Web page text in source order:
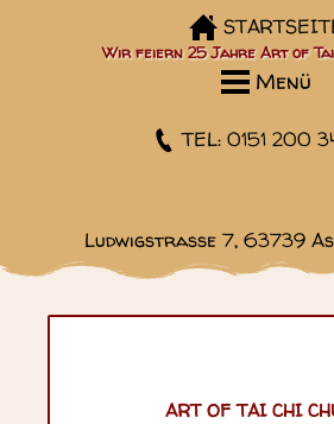
Wir feiern 25 Jahre Art of Tai
Menü
TEL: 0151 200
Ludwigstraße 7, 63739
ART OF TAI CHI